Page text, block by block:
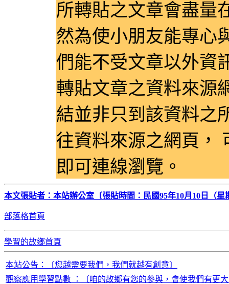
所轉貼之文章會盡量
然為使小朋友能專心
們能不受文章以外資
轉貼文章之資料來源
結並非只到該資料之
往資料來源之網頁，
即可連線瀏覽。
本文張貼者：本站辦公室〔張貼時間：民國95年10月10日（星
部落格首頁
學習的故鄉首頁
本站公告：〔您越需要我們，我們就越有創意〕
觀察應用學習點數 ：〔咱的故鄉有您的參與，會使我們有更